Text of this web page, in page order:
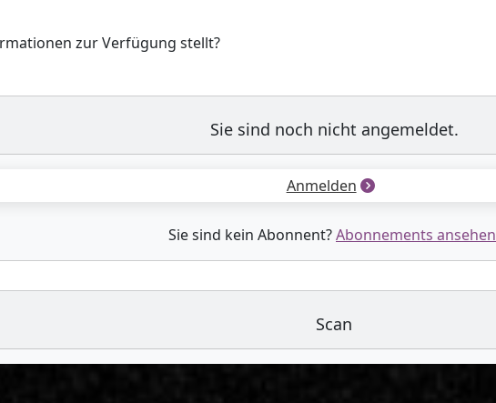
zur Verfügung stellt?
Sie sind noch nicht angemeldet.
Anmelden
Sie sind kein Abonnent?Abonnements ansehen
Scan